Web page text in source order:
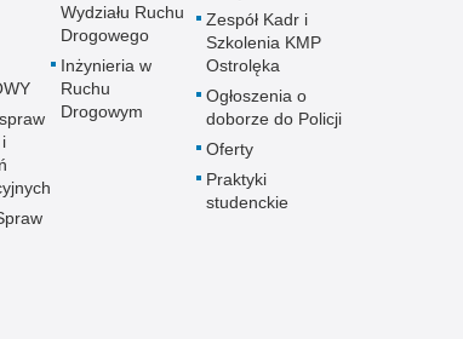
Wydziału Ruchu
Drogowego
Inżynieria w
Ruchu
Drogowym
Zespół Kadr i
Szkolenia KMP
Ostrolęka
Ogłoszenia o
doborze do Policji
Oferty
Praktyki
studenckie